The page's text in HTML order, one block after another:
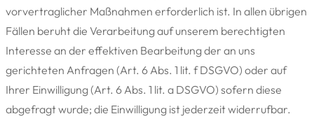
vorvertraglicher Maßnahmen erforderlich ist. In allen übrigen
Fällen beruht die Verarbeitung auf unserem berechtigten
Interesse an der effektiven Bearbeitung der an uns
gerichteten Anfragen (Art. 6 Abs. 1 lit. f DSGVO) oder auf
Ihrer Einwilligung (Art. 6 Abs. 1 lit. a DSGVO) sofern diese
abgefragt wurde; die Einwilligung ist jederzeit widerrufbar.